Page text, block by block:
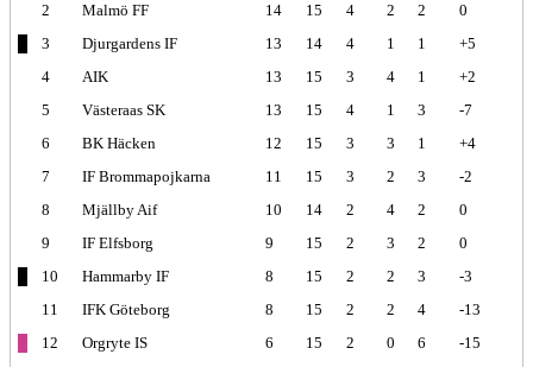
2
Malmö FF 14 15 4 2 2
0
3
Djurgardens IF 13 14 4 1 1
+5
4
AIK 13 15 3 4 1
+2
5
Västeraas SK 13 15 4 1 3
-7
6
BK Häcken 12 15 3 3 1
+4
7
IF Brommapojkarna 11 15 3 2 3
-2
8
Mjällby Aif 10 14 2 4 2
0
9
IF Elfsborg 9 15 2 3 2
0
10
Hammarby IF 8 15 2 2 3
-3
11
IFK Göteborg 8 15 2 2 4
-13
12
Orgryte IS 6 15 2 0 6
-15